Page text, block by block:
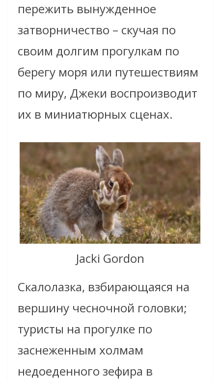
пережить вынужденное
затворничество – скучая по
своим долгим прогулкам по
берегу моря или путешествиям
по миру, Джеки воспроизводит
их в миниатюрных сценах.
Jacki Gordon
Скалолазка, взбирающаяся на
вершину чесночной головки;
туристы на прогулке по
заснеженным холмам
недоеденного зефира в